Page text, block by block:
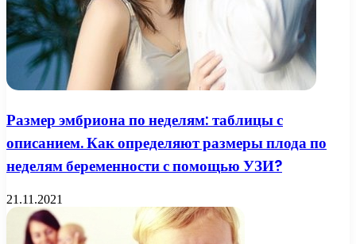
Размер эмбриона по неделям: таблицы с
описанием. Как определяют размеры плода по
неделям беременности с помощью УЗИ?
21.11.2021